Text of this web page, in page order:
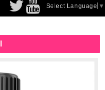
Select Language ▼